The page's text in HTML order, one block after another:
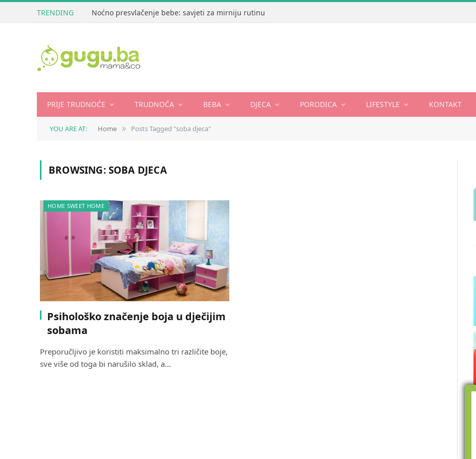
TRENDING Noćno presvlačenje bebe: savjeti za mirniju rutinu
PRIJE TRUDNOĆE TRUDNOĆA BEBA DJECA PORODICA LIFESTYLE KONTAKT
YOU ARE AT: Home » Posts Tagged "soba djeca"
BROWSING:SOBA DJECA
HOME SWEET HOME
Psihološko značenje boja u dječijim
sobama
Preporučljivo je koristiti maksimalno tri različite boje,
sve više od toga bi narušilo sklad, a…